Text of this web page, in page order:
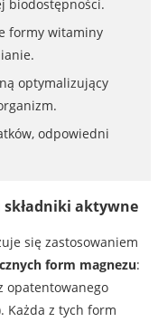
biodostępności.
formy witaminy
optymalizujący
odpowiedni
aktywne
się zastosowaniem
form magnezu:
opatentowanego
Każda z tych form